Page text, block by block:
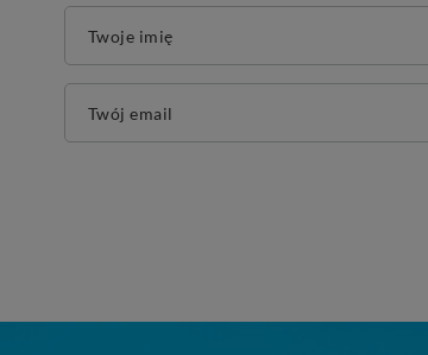
Twoje imię
Twój email